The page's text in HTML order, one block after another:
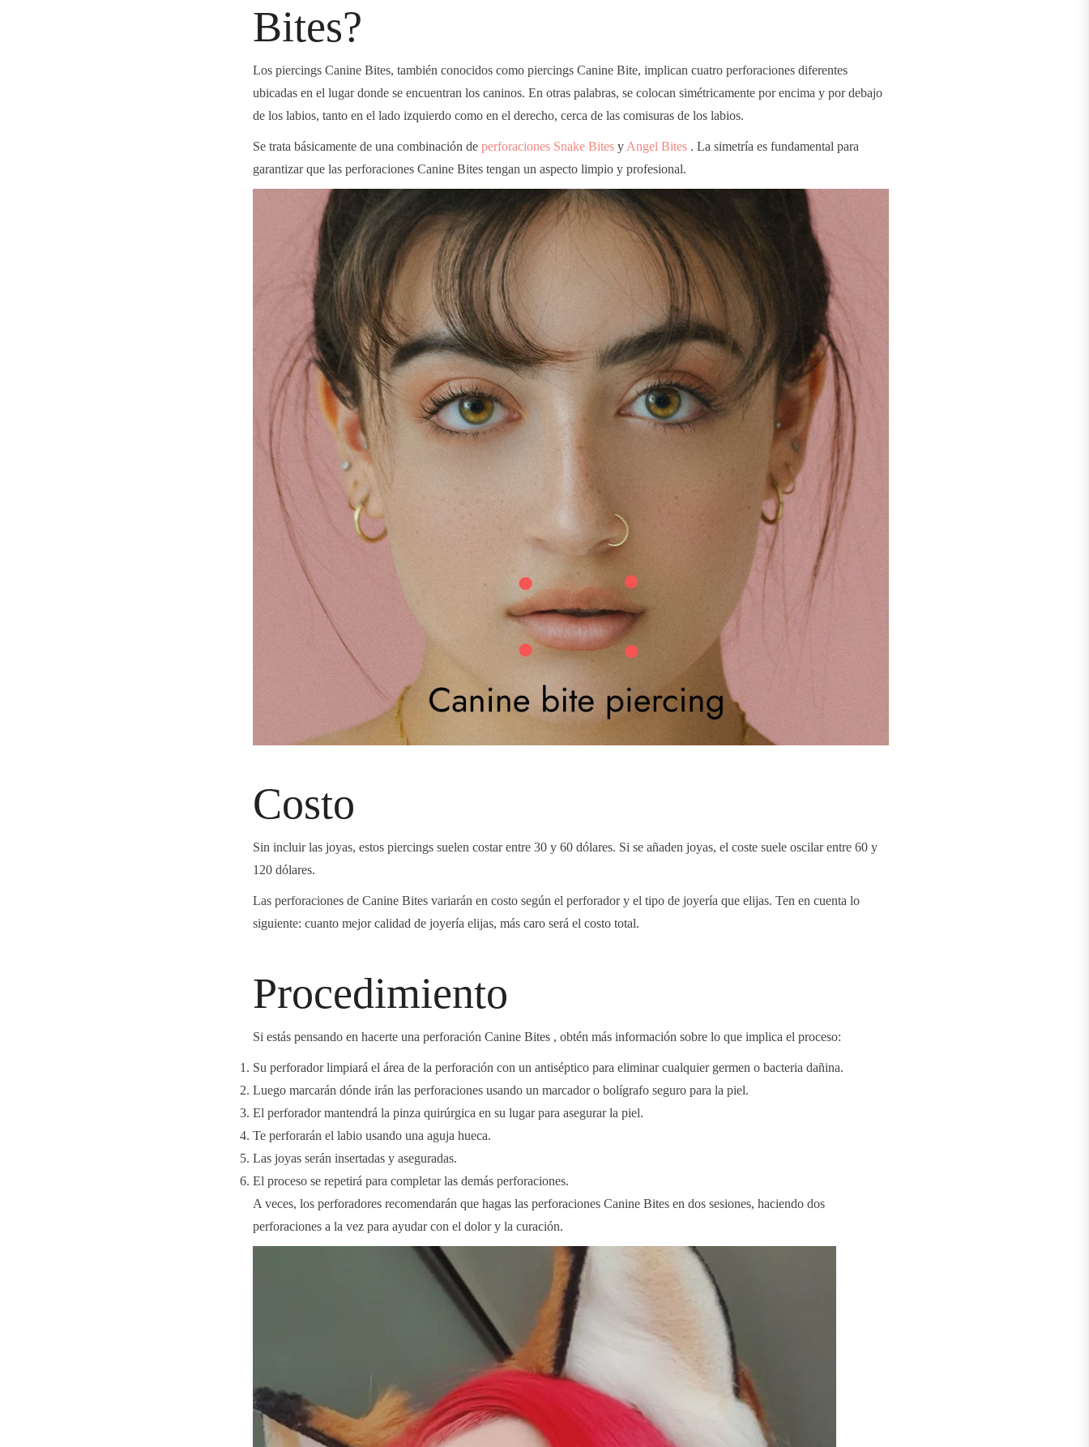
Bites?
Los piercings Canine Bites, también conocidos como piercings Canine Bite, implican cuatro perforaciones diferentes
ubicadas en el lugar donde se encuentran los caninos. En otras palabras, se colocan simétricamente por encima y por debajo
de los labios, tanto en el lado izquierdo como en el derecho, cerca de las comisuras de los labios.
Se trata básicamente de una combinación de perforaciones Snake Bitesy Angel Bites. La simetría es fundamental para
garantizar que las perforaciones Canine Bitestengan un aspecto limpio y profesional.
Costo
Sin incluir las joyas, estos piercings suelen costar entre 30 y 60 dólares. Si se añaden joyas, el coste suele oscilar entre 60 y
120 dólares.
Las perforaciones de Canine Bitesvariarán en costo según el perforador y el tipo de joyería que elijas. Ten en cuenta lo
siguiente: cuanto mejor calidad de joyería elijas, más caro será el costo total.
Procedimiento
Si estás pensando en hacerte una perforación Canine Bites, obtén más información sobre lo que implica el proceso:
Su perforador limpiará el área de la perforación con un antiséptico para eliminar cualquier germen o bacteria dañina.
Luego marcarán dónde irán las perforaciones usando un marcador o bolígrafo seguro para la piel.
El perforador mantendrá la pinza quirúrgica en su lugar para asegurar la piel.
Te perforarán el labio usando una aguja hueca.
Las joyas serán insertadas y aseguradas.
El proceso se repetirá para completar las demás perforaciones.
A veces, los perforadores recomendarán que hagas las perforaciones Canine Bites en dos sesiones, haciendo dos
perforaciones a la vez para ayudar con el dolor y la curación.